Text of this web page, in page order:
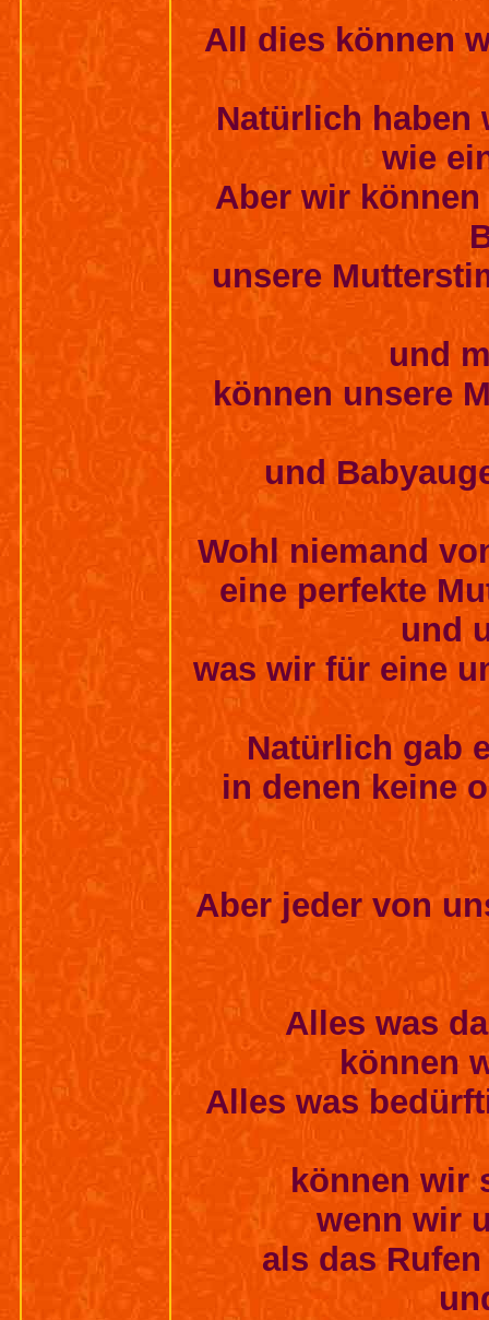
All dies können
Natürlich
wie
Aber wir
unsere
und
können unsere
und
Wohl niemand
eine perfekte
und
was wir für eine
Natürlich gab
in denen keine
Aber jeder von
Alles was
können
Alles was
können wir
wenn wir
als das